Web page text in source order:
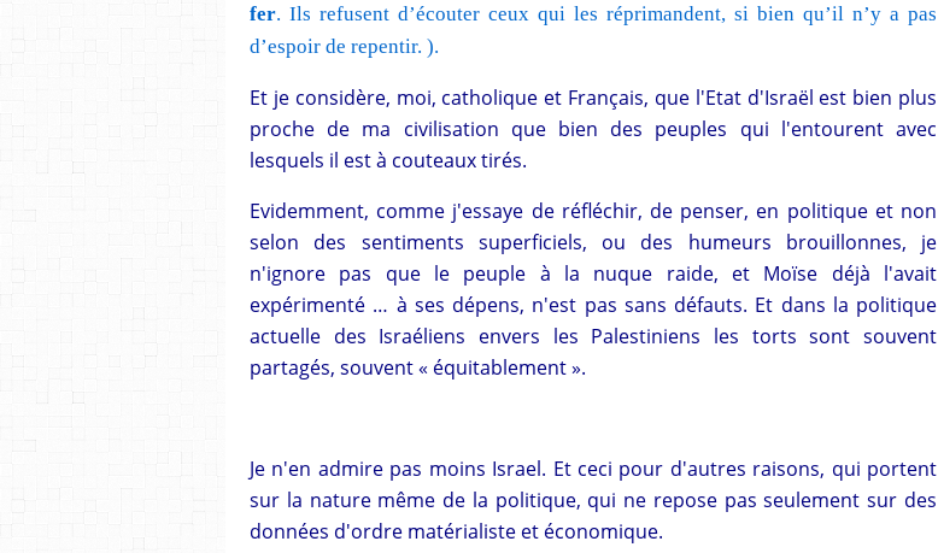
fer. Ils refusent d’écouter ceux qui les réprimandent, si bien qu’il n’y a pas
d’espoir de repentir. ).
Et je considère, moi, catholique et Français, que l'Etat d'Israël est bien plus
proche de ma civilisation que bien des peuples qui l'entourent avec
lesquels il est à couteaux tirés.
Evidemment, comme j'essaye de réfléchir, de penser, en politique et non
selon des sentiments superficiels, ou des humeurs brouillonnes, je
n'ignore pas que le peuple à la nuque raide, et Moïse déjà l'avait
expérimenté … à ses dépens, n'est pas sans défauts. Et dans la politique
actuelle des Israéliens envers les Palestiniens les torts sont souvent
partagés, souvent « équitablement ».
Je n'en admire pas moins Israel. Et ceci pour d'autres raisons, qui portent
sur la nature même de la politique, qui ne repose pas seulement sur des
données d'ordre matérialiste et économique.